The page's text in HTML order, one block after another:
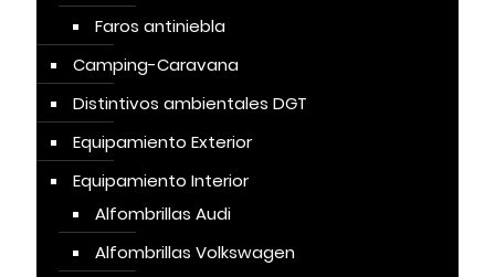
Faros antiniebla
Camping-Caravana
Distintivos ambientales DGT
Equipamiento Exterior
Equipamiento Interior
Alfombrillas Audi
Alfombrillas Volkswagen